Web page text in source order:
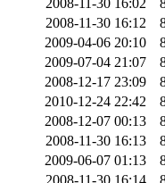
2008-11-30 16:12
2009-04-06 20:10
2009-07-04 21:07
2008-12-17 23:09
2010-12-24 22:42
2008-12-07 00:13
2008-11-30 16:13
2009-06-07 01:13
2008-11-30 16:14